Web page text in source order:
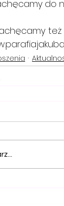
do